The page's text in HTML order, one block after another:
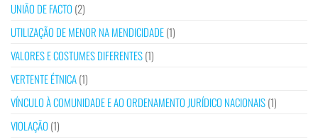
UNIÃO DE FACTO (2)
UTILIZAÇÃO DE MENOR NA MENDICIDADE(1)
VALORES E COSTUMES DIFERENTES(1)
VERTENTE ÉTNICA(1)
VÍNCULO À COMUNIDADE E AO ORDENAMENTO JURÍDICO NACIONAIS(1)
VIOLAÇÃO (1)